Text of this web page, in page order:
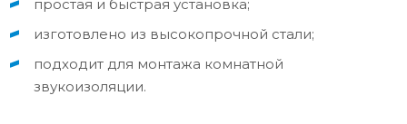
простая и быстрая установка;
изготовлено из высокопрочной стали;
подходит для монтажа комнатной
звукоизоляции.